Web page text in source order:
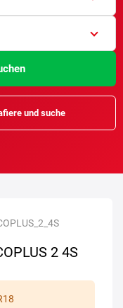
und suche
2 4S